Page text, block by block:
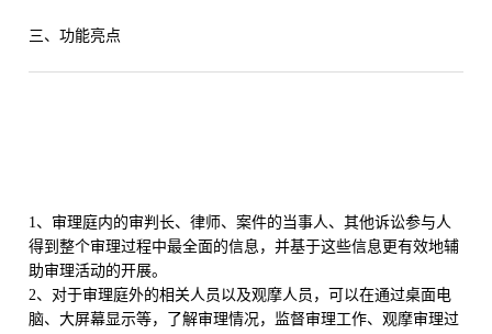
三、功能亮点
1、审理庭内的审判长、律师、案件的当事人、其他诉讼参与人
得到整个审理过程中最全面的信息，并基于这些信息更有效地辅
助审理活动的开展。
2、对于审理庭外的相关人员以及观摩人员，可以在通过桌面电
脑、大屏幕显示等，了解审理情况，监督审理工作、观摩审理过